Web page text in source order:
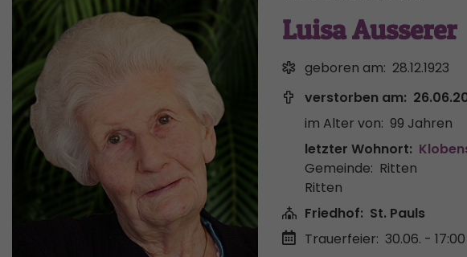
Luisa Ausserer
geboren am: 28.12.1923
verstorben am:
im Alter von: 99 Jahren
letzter Wohnort:
Gemeinde: Ritten
Ritten
Friedhof: St. Pauls
Trauerfeier: 30.06. -